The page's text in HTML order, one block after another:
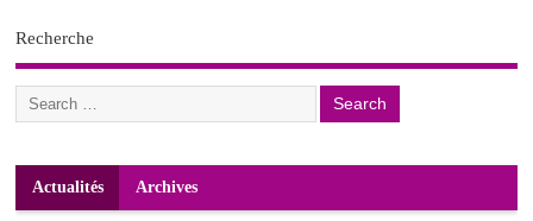
Recherche
Actualités Archives